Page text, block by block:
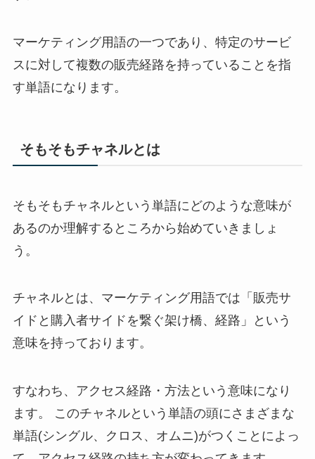
マーケティング用語の一つであり、特定のサービ
スに対して複数の販売経路を持っていることを指
す単語になります。
そもそもチャネルとは
そもそもチャネルという単語にどのような意味が
あるのか理解するところから始めていきましょ
う。
チャネルとは、マーケティング用語では「販売サ
イドと購入者サイドを繋ぐ架け橋、経路」という
意味を持っております。
すなわち、アクセス経路・方法という意味になり
ます。 このチャネルという単語の頭にさまざまな
単語(シングル、クロス、オムニ)がつくことによっ